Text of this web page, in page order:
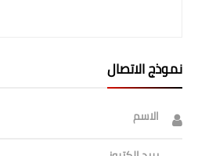
نموذج الاتصال
الاسم